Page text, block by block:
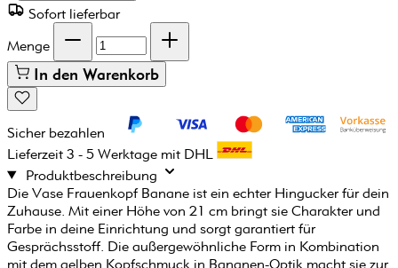
Sofort lieferbar
Menge
In den Warenkorb
Sicher bezahlen
Lieferzeit 3 - 5 Werktage mit DHL
Produktbeschreibung
Die Vase Frauenkopf Banane ist ein echter Hingucker für dein
Zuhause. Mit einer Höhe von 21 cm bringt sie Charakter und
Farbe in deine Einrichtung und sorgt garantiert für
Gesprächsstoff. Die außergewöhnliche Form in Kombination
mit dem gelben Kopfschmuck in Bananen-Optik macht sie zur